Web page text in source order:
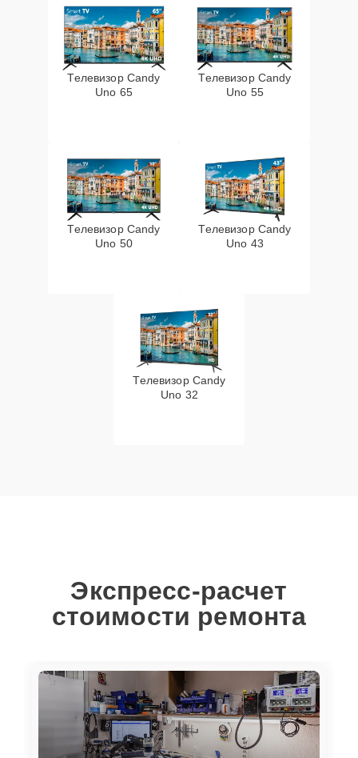
Телевизор Candy
Uno 65
Телевизор Candy
Uno 55
Телевизор Candy
Uno 50
Телевизор Candy
Uno 43
Телевизор Candy
Uno 32
Экспресс-расчет
стоимости ремонта